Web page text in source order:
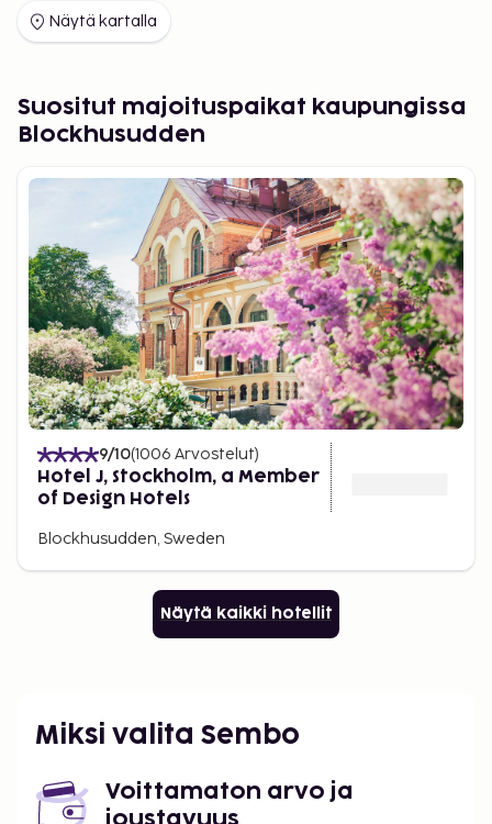
Näytä kartalla
Suositut majoituspaikat kaupungissa
Blockhusudden
9/10(1006 Arvostelut)
Hotel J, Stockholm, a Member
of Design Hotels
Blockhusudden, Sweden
Näytä kaikki hotellit
Miksi valita Sembo
Voittamaton arvo ja
joustavuus